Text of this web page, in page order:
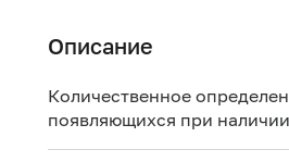
Описание
Количественное
появляющихся при